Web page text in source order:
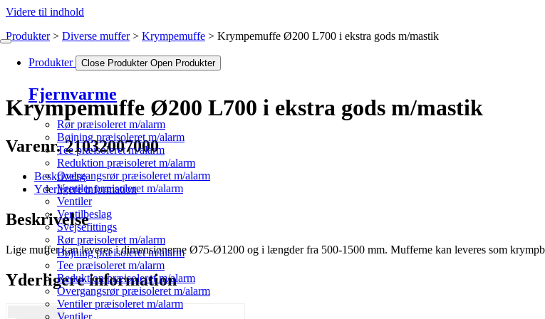
Videre til indhold
Produkter Close Produkter Open Produkter
Fjernvarme
Rør præisoleret m/alarm
Bøjning præisoleret m/alarm
Tee præisoleret m/alarm
Reduktion præisoleret m/alarm
Overgangsrør præisoleret m/alarm
Ventiler præisoleret m/alarm
Ventiler
Ventilbeslag
Svejsefittings
Rør præisoleret m/alarm
Bøjning præisoleret m/alarm
Tee præisoleret m/alarm
Reduktion præisoleret m/alarm
Overgangsrør præisoleret m/alarm
Ventiler præisoleret m/alarm
Ventiler
Produkter Diverse muffer Krympemuffe Krympemuffe Ø200 L700 i ekstra gods m/mastik
Krympemuffe Ø200 L700 i ekstra gods m/mastik
Varenr. 21032007000
Beskrivelse
Yderligere information
Beskrivelse
Lige muffer kan leveres i dimensionerne Ø75-Ø1200 og i længder fra 500-1500 mm. Mufferne kan leveres som
Yderligere information